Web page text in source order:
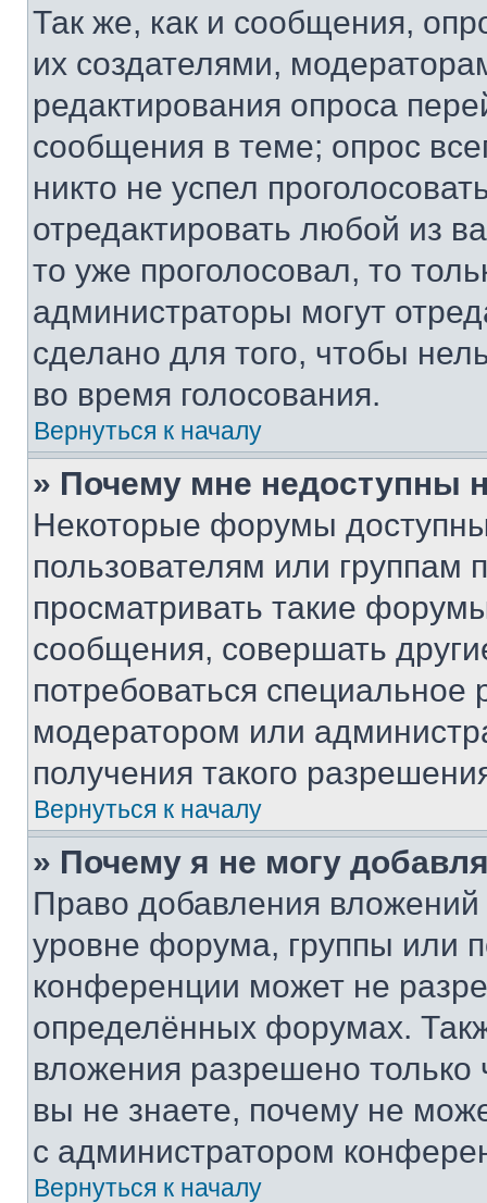
Так же, как и сообщения,
их создателями,
редактирования опроса
сообщения в теме; опрос
никто не успел
отредактировать любой из
то уже проголосовал, то
администраторы могут
сделано для того, чтобы
во время голосования.
Вернуться к началу
» Почему мне недоступны
Некоторые форумы
пользователям или группам
просматривать такие
сообщения, совершать
потребоваться
модератором или
получения такого
Вернуться к началу
» Почему я не могу
Право добавления
уровне форума, группы или
конференции может не
определённых форумах.
вложения разрешено
вы не знаете, почему не
с администратором
Вернуться к началу